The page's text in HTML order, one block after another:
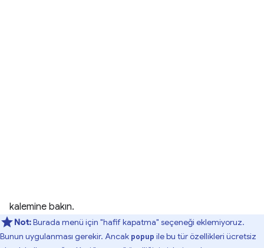
kalemine bakın.
Not:Burada menü için "hafif kapatma" seçeneği eklemiyoruz.
Bunun uygulanması gerekir. Ancak popup ile bu tür özellikleri ücretsiz